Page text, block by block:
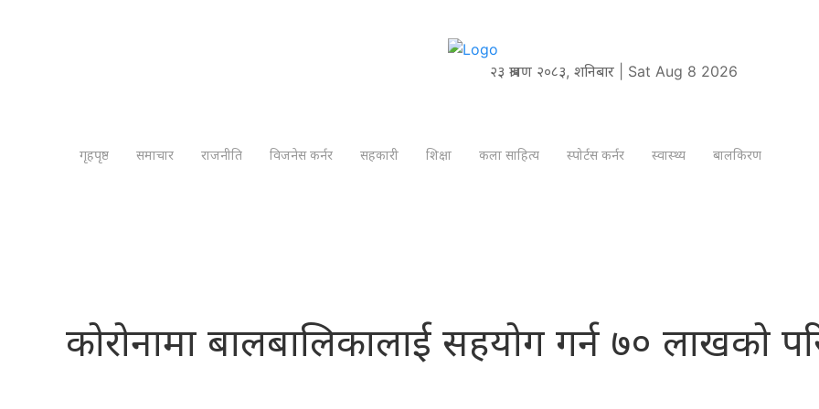
२३ श्रावण २०८३, शनिबार | Sat Aug 8 2026
गृहपृष्ठ समाचार राजनीति विजनेस कर्नर सहकारी शिक्षा कला साहित्य स्पोर्टस कर्नर स्वास्थ्य बालकिरण
कोरोनामा बालबालिकालाई सहयोग गर्न ७० लाखको